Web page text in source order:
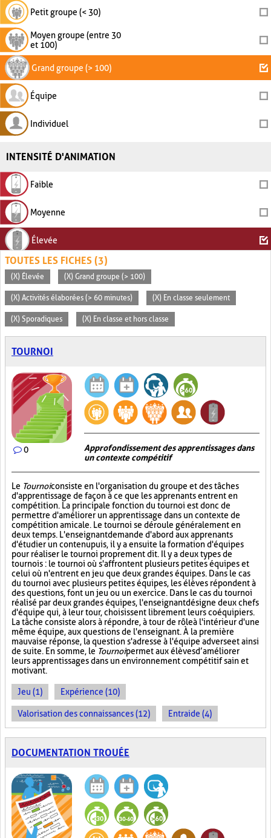
Petit groupe (< 30)
Moyen groupe (entre 30
et 100)
Grand groupe (> 100)
Équipe
Individuel
INTENSITÉ D'ANIMATION
Faible
Moyenne
Élevée
TOUTES LES FICHES (3)
(X) Élevée (X) Grand groupe (> 100)
(X) Activités élaborées (> 60 minutes) (X) En classe seulement
(X) Sporadiques (X) En classe et hors classe
TOURNOI
0
Approfondissement des apprentissages dans
un contexte compétitif
Le Tournoiconsiste en l'organisation du groupe et des tâches
d'apprentissage de façon à ce que les apprenants entrent en
compétition. La principale fonction du tournoi est donc de
permettre d'améliorer un apprentissage dans un contexte de
compétition amicale. Le tournoi se déroule généralement en
deux temps. L'enseignant demande d'abord aux apprenants
d'étudier un contenu puis, il y a ensuite la formation d'équipes
pour réaliser le tournoi proprement dit. Il y a deux types de
tournois : le tournoi où s'affrontent plusieurs petites équipes et
celui où n'entrent en jeu que deux grandes équipes. Dans le cas
du tournoi avec plusieurs petites équipes, les élèves répondent à
des questions, font un jeu ou un exercice. Dans le cas du tournoi
réalisé par deux grandes équipes, l'enseignant désigne deux chefs
d'équipe qui, à leur tour, choisissent librement leurs coéquipiers.
La tâche consiste alors à répondre, à tour de rôle à l'intérieur d'une
même équipe, aux questions de l'enseignant. À la première
mauvaise réponse, la question s'adresse à l'équipe adverse et ainsi
de suite. En somme, le Tournoipermet aux élèves d’améliorer
leurs apprentissages dans un environnement compétitif sain et
motivant.
Jeu (1) Expérience (10)
Valorisation des connaissances (12) Entraide (4)
DOCUMENTATION TROUÉE